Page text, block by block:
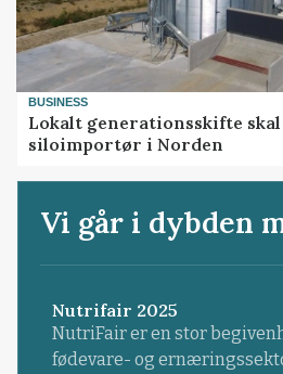
BUSINESS
Lokalt generationsskifte
siloimportør i Norden
Vi går i dybden
Nutrifair 2025
NutriFair er en stor
fødevare- og